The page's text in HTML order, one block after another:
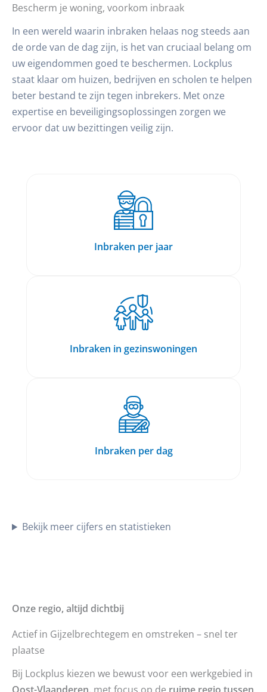
Bescherm je woning, voorkom inbraak
In een wereld waarin inbraken helaas nog steeds aan
de orde van de dag zijn, is het van cruciaal belang om
uw eigendommen goed te beschermen. Lockplus
staat klaar om huizen, bedrijven en scholen te helpen
beter bestand te zijn tegen inbrekers. Met onze
expertise en beveiligingsoplossingen zorgen we
ervoor dat uw bezittingen veilig zijn.
Inbraken per jaar
Inbraken in gezinswoningen
Inbraken per dag
Bekijk meer cijfers en statistieken
Onze regio, altijd dichtbij
Actief in Gijzelbrechtegem en omstreken – snel ter
plaatse
Bij Lockplus kiezen we bewust voor een werkgebied in